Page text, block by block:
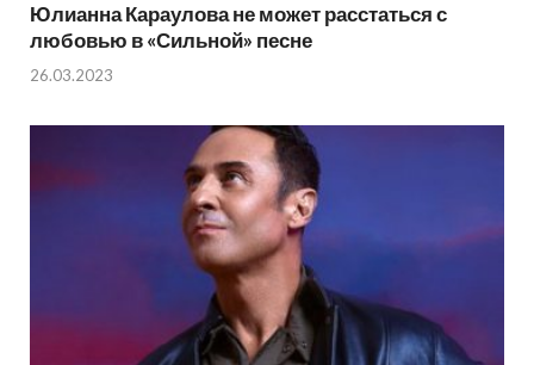
Юлианна Караулова не может расстаться с
любовью в «Сильной» песне
26.03.2023